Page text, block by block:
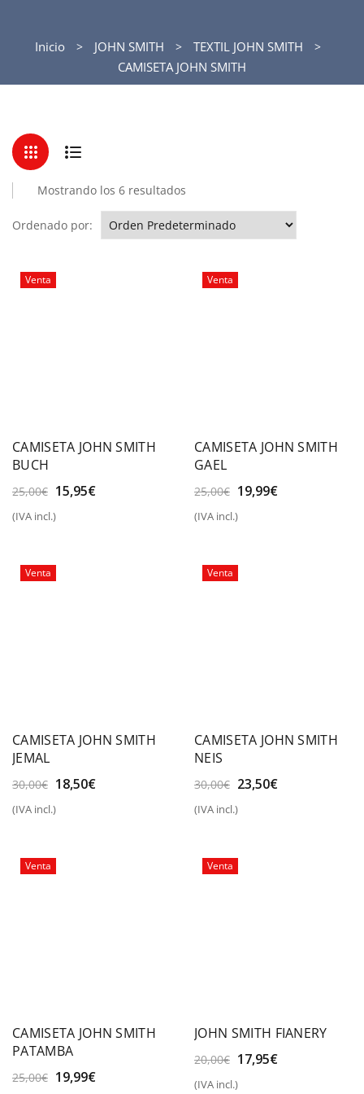
Inicio JOHN SMITH
TEXTIL JOHN SMITH
CAMISETA JOHN SMITH
Mostrando los 6 resultados
Ordenado por:
Venta
CAMISETA JOHN SMITH
BUCH
25,00€ El
original
15,95€El
(IVA incl.)
Venta
CAMISETA JOHN SMITH
GAEL
25,00€ El
original
19,99€El
(IVA incl.)
Venta
CAMISETA JOHN SMITH
JEMAL
30,00€ El
original
18,50€El
(IVA incl.)
Venta
CAMISETA JOHN SMITH
NEIS
30,00€ El
original
23,50€El
(IVA incl.)
Venta
CAMISETA JOHN SMITH
PATAMBA
25,00€ El
19,99€El
Venta
JOHN SMITH FIANERY
20,00€ El
17,95€El
(IVA incl.)